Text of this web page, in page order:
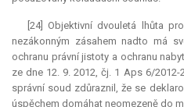
[24] Objektivní dvouletá lhůta
nezákonným zásahem nadto má
ochranu právní jistoty a ochranu
ze dne 12. 9. 2012, čj. 1 Aps 6/2012-
správní soud zdůraznil, že se
úspěchem domáhat neomezeně do